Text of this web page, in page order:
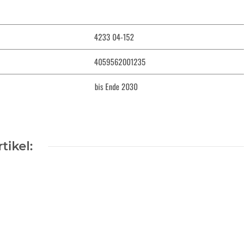
4233 04-152
4059562001235
bis Ende 2030